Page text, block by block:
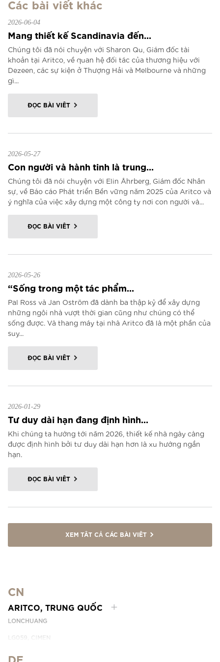
Các bài viết khác
2026-06-04
Mang thiết kế Scandinavia đến...
Chúng tôi đã nói chuyện với Sharon Qu, Giám đốc tài
khoản tại Aritco, về quan hệ đối tác của thương hiệu với
Dezeen, các sự kiện ở Thượng Hải và Melbourne và những
gì...
ĐỌC BÀI VIẾT
2026-05-27
Con người và hành tinh là trung...
Chúng tôi đã nói chuyện với Elin Åhrberg, Giám đốc Nhân
sự, về Báo cáo Phát triển Bền vững năm 2025 của Aritco và
ý nghĩa của việc xây dựng một công ty nơi con người và...
ĐỌC BÀI VIẾT
2026-05-26
“Sống trong một tác phẩm...
Pal Ross và Jan Oström đã dành ba thập kỷ để xây dựng
những ngôi nhà vượt thời gian cũng như chúng có thể
sống được. Và thang máy tại nhà Aritco đã là một phần của
suy...
ĐỌC BÀI VIẾT
2026-01-29
Tư duy dài hạn đang định hình...
Khi chúng ta hướng tới năm 2026, thiết kế nhà ngày càng
được định hình bởi tư duy dài hạn hơn là xu hướng ngắn
hạn.
ĐỌC BÀI VIẾT
XEM TẤT CẢ CÁC BÀI VIẾT
CN
ARITCO, TRUNG QUỐC
LONCHUANG
LG059, CIMEN
SHANGHAI, CHINA